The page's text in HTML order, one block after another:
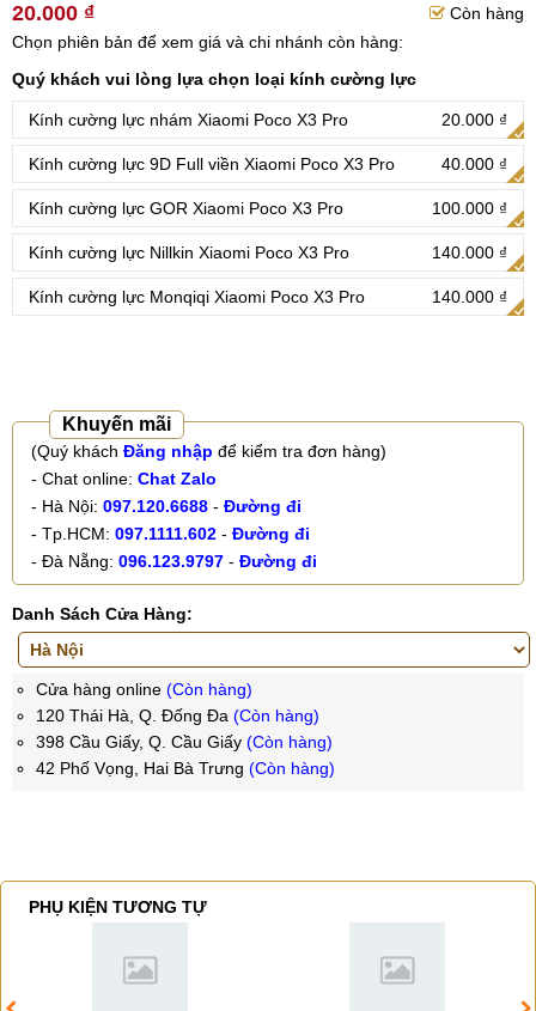
20.000 ₫
Còn hàng
Chọn phiên bản để xem giá và chi nhánh còn hàng:
Quý khách vui lòng lựa chọn loại kính cường lực
Kính cường lực nhám Xiaomi Poco X3 Pro 20.000 ₫
Kính cường lực 9D Full viền Xiaomi Poco X3 Pro 40.000 ₫
Kính cường lực GOR Xiaomi Poco X3 Pro 100.000 ₫
Kính cường lực Nillkin Xiaomi Poco X3 Pro 140.000 ₫
Kính cường lực Monqiqi Xiaomi Poco X3 Pro 140.000 ₫
Khuyến mãi
(Quý khách Đăng nhập để kiểm tra đơn hàng)
- Chat online: Chat Zalo
- Hà Nội: 097.120.6688 - Đường đi
- Tp.HCM: 097.1111.602 - Đường đi
- Đà Nẵng: 096.123.9797 - Đường đi
Danh Sách Cửa Hàng:
Cửa hàng online (Còn hàng)
120 Thái Hà, Q. Đống Đa (Còn hàng)
398 Cầu Giấy, Q. Cầu Giấy (Còn hàng)
42 Phố Vọng, Hai Bà Trưng (Còn hàng)
PHỤ KIỆN TƯƠNG TỰ